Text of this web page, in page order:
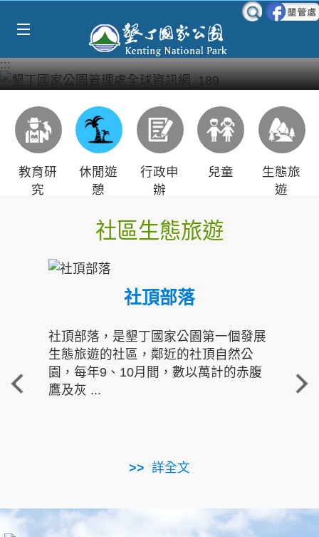
:::
教育研
究
休閒遊
憩
行政申
辦
兒童
生態旅
遊
社區生態旅遊
社頂部落
社頂部落，是墾丁國家公園第一個發展
生態旅遊的社區，鄰近的社頂自然公
園，每年9、10月間，數以萬計的赤腹
鷹及灰 ...
詳全文
重
走進